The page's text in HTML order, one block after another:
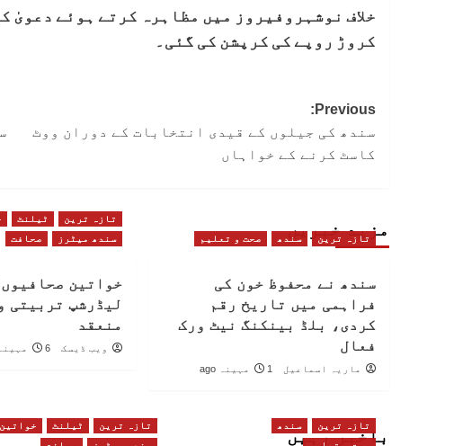
کروڑ روپے کی کرپشن کی گئی۔
Post
navigation
Previous:
سندھ کی جیلوں کے قیدی انتخابات کے دوران ووٹ
کاسٹ کرنے کے خواہاں
مزید خبریں
تازہ ترین سندھ صحت و تعلیم
سندھ نے محفوظ خون کی
فراہمی میں تاریخ رقم
کردی، بلڈ بینکنگ نیٹ ورک
فعال
ماریہ اسماعیل 1 مہینہ ago
تازہ ترین ٹیلنٹ
سندھ میٹرز
صحافت
خواتین
لیڈرشپ تربیتی
منعقد
ویب ڈیسک 6 مہینے ago
باخبر رہیں
تازہ ترین
سندھ
تازہ ترین ٹیلنٹ
خواتین